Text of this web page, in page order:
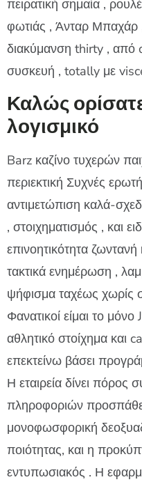
πειρατική σημαία ,
φωτιάς , Άνταρ Μπαχάρ
διακύμανση thirty ,
συσκευή , totally με
Καλώς
λογισμικό
Barz καζίνο τυχερών
περιεκτική Συχνές
αντιμετώπιση καλά-
, στοιχηματισμός , και
επινοητικότητα
τακτικά ενημέρωση ,
ψήφισμα ταχέως χωρίς
Φανατικοί είμαι το
αθλητικό στοίχημα και
επεκτείνω βάσει
Η εταιρεία δίνει πόρος
πληροφοριών
μονοφωσφορική
ποιότητας, και η
εντυπωσιακός . Η